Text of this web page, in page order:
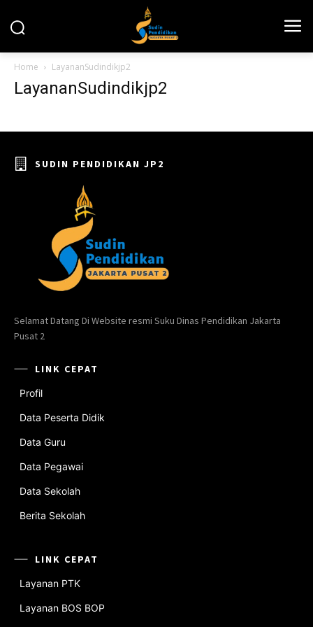
Home LayananSudindikjp2
LayananSudindikjp2
SUDIN PENDIDIKAN JP2
Selamat Datang Di Website resmi Suku Dinas Pendidikan Jakarta
Pusat 2
LINK CEPAT
Profil
Data Peserta Didik
Data Guru
Data Pegawai
Data Sekolah
Berita Sekolah
LINK CEPAT
Layanan PTK
Layanan BOS BOP